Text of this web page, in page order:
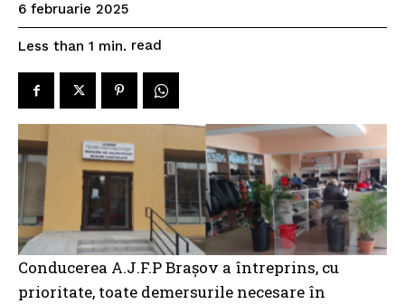
6 februarie 2025
Less than 1 min. read
Conducerea A.J.F.P Braşov a întreprins, cu
prioritate, toate demersurile necesare în